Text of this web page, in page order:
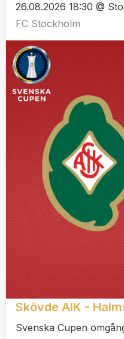
26.08.2026 18:30 @
FC Stockholm
Skövde AIK -
Svenska Cupen